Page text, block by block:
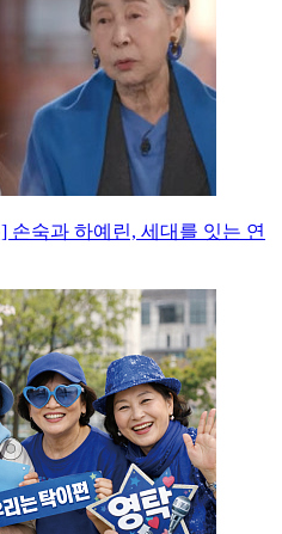
손숙과 하예린, 세대를 잇는 연